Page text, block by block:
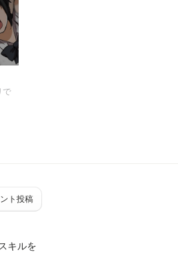
で
ト投稿
キルを